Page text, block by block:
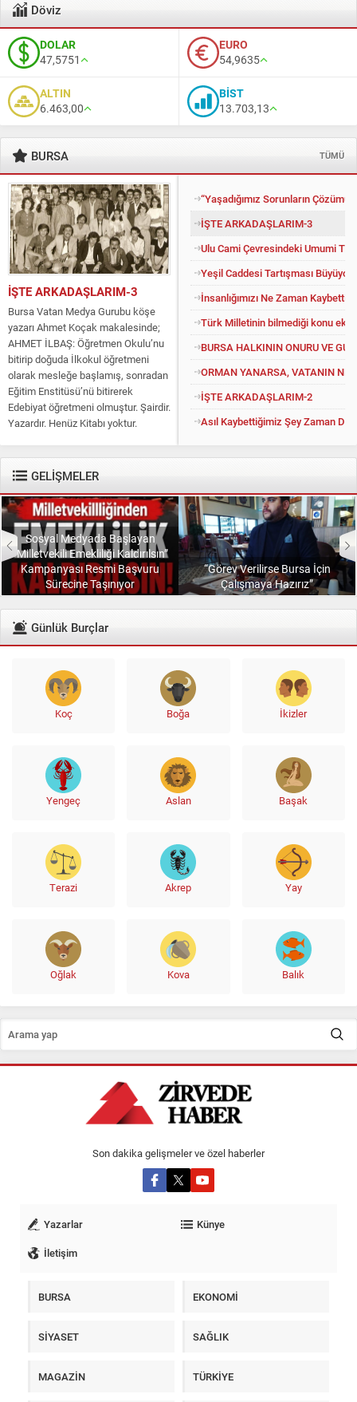
Döviz
DOLAR
47,5751
EURO
54,9635
ALTIN
6.463,00
BİST
13.703,13
BURSA TÜMÜ
İŞTE ARKADAŞLARIM-3
Bursa Vatan Medya Gurubu köşe
yazarı Ahmet Koçak makalesinde;
AHMET İLBAŞ: Öğretmen Okulu’nu
bitirip doğuda İlkokul öğretmeni
olarak mesleğe başlamış, sonradan
Eğitim Enstitüsü’nü bitirerek
Edebiyat öğretmeni olmuştur. Şairdir.
Yazardır. Henüz Kitabı yoktur.
diyenlere güler geçer. Yüce...
“Yaşadığımız Sorunların
İŞTE ARKADAŞLARIM-3
Ulu Cami Çevresindeki Umumi
Yeşil Caddesi Tartışması Büyüyor
İnsanlığımızı Ne Zaman Kaybettik?
Türk Milletinin bilmediği konu
BURSA HALKININ ONURU VE
ORMAN YANARSA, VATANIN
İŞTE ARKADAŞLARIM-2
Asıl Kaybettiğimiz Şey Zaman
GELİŞMELER
Sosyal Medyada Başlayan
“Milletvekili Emekliliği Kaldırılsın”
Kampanyası Resmi Başvuru
Sürecine Taşınıyor
“Görev Verilirse Bursa İçin
Çalışmaya Hazırız”
Günlük Burçlar
Koç Boğa İkizler
Yengeç Aslan Başak
Terazi Akrep Yay
Oğlak Kova Balık
Son dakika gelişmeler ve özel haberler
Yazarlar
Künye
İletişim
BURSA EKONOMİ
SİYASET SAĞLIK
MAGAZİN TÜRKİYE